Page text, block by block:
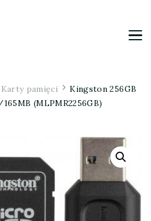
Karty pamięci
Kingston 256GB
(MLPMR2256GB)